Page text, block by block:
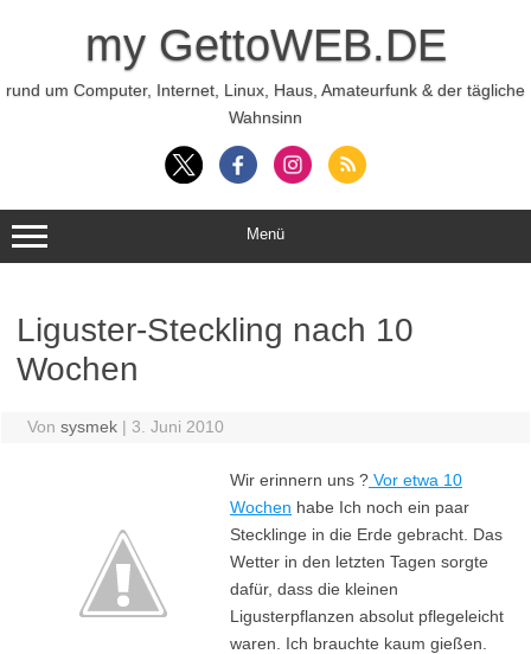
my GettoWEB.DE
rund um Computer, Internet, Linux, Haus, Amateurfunk & der tägliche
Wahnsinn
Menü
Liguster-Steckling nach 10
Wochen
Von sysmek | 3. Juni 2010
Wir erinnern uns ? Vor etwa 10
Wochen habe Ich noch ein paar
Stecklinge in die Erde gebracht. Das
Wetter in den letzten Tagen sorgte
dafür, dass die kleinen
Ligusterpflanzen absolut pflegeleicht
waren. Ich brauchte kaum gießen.